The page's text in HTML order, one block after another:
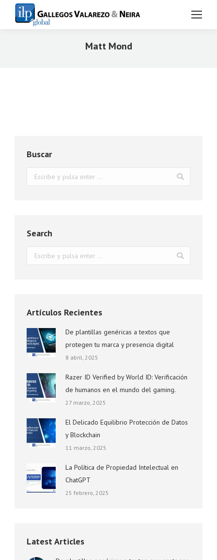
Matt Mond
Buscar
Buscar:
Search
Buscar:
Artículos Recientes
De plantillas genéricas a textos que
protegen tu marca y presencia digital
8 abril, 2025
Razer ID Verified by World ID: Verificación
de humanos en el mundo del gaming.
27 marzo, 2025
El Delicado Equilibrio Protección de Datos
y Blockchain
11 marzo, 2025
La Política de Propiedad Intelectual en
ChatGPT
25 febrero, 2025
Latest Articles